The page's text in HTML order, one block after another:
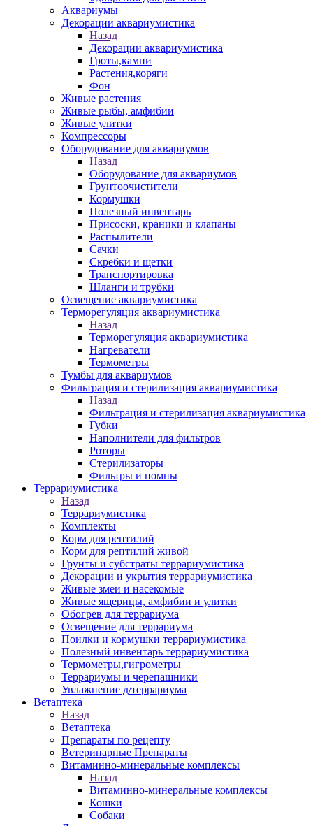
Аквариумы
Декорации аквариумистика
Назад
Декорации аквариумистика
Гроты,камни
Растения,коряги
Фон
Живые растения
Живые рыбы, амфибии
Живые улитки
Компрессоры
Оборудование для аквариумов
Назад
Оборудование для аквариумов
Грунтоочистители
Кормушки
Полезный инвентарь
Присоски, краники и клапаны
Распылители
Сачки
Скребки и щетки
Транспортировка
Шланги и трубки
Освещение аквариумистика
Терморегуляция аквариумистика
Назад
Терморегуляция аквариумистика
Нагреватели
Термометры
Тумбы для аквариумов
Фильтрация и стерилизация аквариумистика
Назад
Фильтрация и стерилизация аквариумистика
Губки
Наполнители для фильтров
Роторы
Стерилизаторы
Фильтры и помпы
Террариумистика
Назад
Террариумистика
Комплекты
Корм для рептилий
Корм для рептилий живой
Грунты и субстраты террариумистика
Декорации и укрытия террариумистика
Живые змеи и насекомые
Живые ящерицы, амфибии и улитки
Обогрев для террариума
Освещение для террариума
Поилки и кормушки террариумистика
Полезный инвентарь террариумистика
Термометры,гигрометры
Террариумы и черепашники
Увлажнение д/террариума
Ветаптека
Назад
Ветаптека
Препараты по рецепту
Ветеринарные Препараты
Витаминно-минеральные комплексы
Назад
Витаминно-минеральные комплексы
Кошки
Собаки